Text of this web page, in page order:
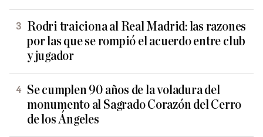
Rodri traiciona al Real Madrid: las razones
por las que se rompió el acuerdo entre club
y jugador
Se cumplen 90 años de la voladura del
monumento al Sagrado Corazón del Cerro
de los Ángeles